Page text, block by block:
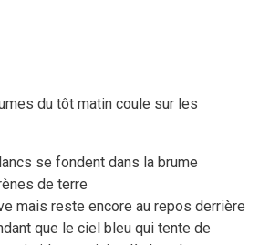
du tôt matin coule sur les
se fondent dans la brume
de terre
mais reste encore au repos derrière
que le ciel bleu qui tente de